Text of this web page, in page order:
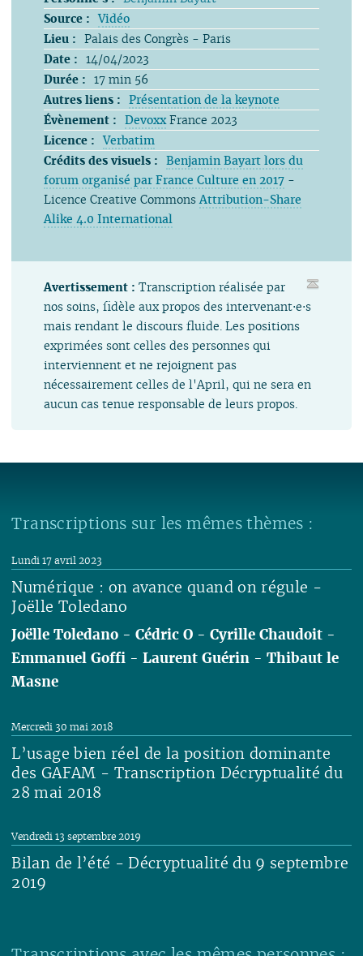
Source : Vidéo
Lieu : Palais des Congrès - Paris
Date : 14/04/2023
Durée : 17 min 56
Autres liens : Présentation de la keynote
Évènement : DevoxxFrance 2023
Licence : Verbatim
Crédits des visuels : Benjamin Bayart lors du
forum organisé par France Culture en 2017 -
Licence Creative CommonsAttribution-Share
Alike 4.0 International
Avertissement :Transcription réalisée par
nos soins, fidèle aux propos des intervenant⋅e⋅s
mais rendant le discours fluide. Les positions
exprimées sont celles des personnes qui
interviennent et ne rejoignent pas
nécessairement celles de l'April, qui ne sera en
aucun cas tenue responsable de leurs propos.
Transcriptions sur les mêmes thèmes :
Numérique : on avance quand on régule -
Joëlle Toledano
Lundi 17 avril 2023
Joëlle Toledano -Cédric O -Cyrille Chaudoit -
Emmanuel Goffi -Laurent Guérin -Thibaut le
Masne
Lire
L’usage bien réel de la position dominante
des GAFAM - Transcription Décryptualité du
28 mai 2018
Mercredi 30 mai 2018
Bilan de l’été - Décryptualité du 9 septembre
2019
Vendredi 13 septembre 2019